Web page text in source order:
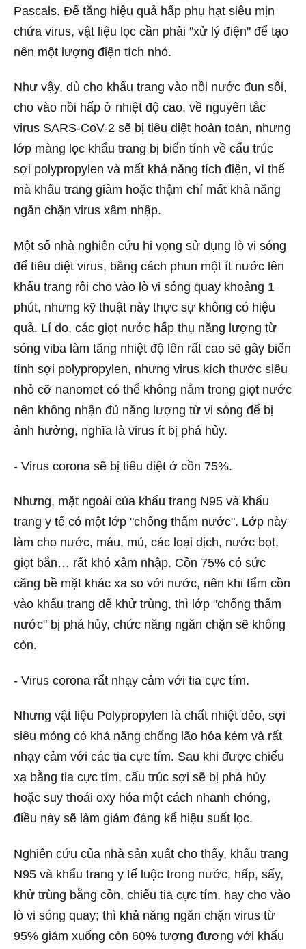
Pascals. Để tăng hiệu quả hấp phụ hạt siêu mịn
chứa virus, vật liệu lọc cần phải "xử lý điện" để tạo
nên một lượng điện tích nhỏ.
Như vậy, dù cho khẩu trang vào nồi nước đun sôi,
cho vào nồi hấp ở nhiệt độ cao, về nguyên tắc
virus SARS-CoV-2 sẽ bị tiêu diệt hoàn toàn, nhưng
lớp màng lọc khẩu trang bị biến tính về cấu trúc
sợi polypropylen và mất khả năng tích điện, vì thế
mà khẩu trang giảm hoặc thậm chí mất khả năng
ngăn chặn virus xâm nhập.
Một số nhà nghiên cứu hi vọng sử dụng lò vi sóng
để tiêu diệt virus, bằng cách phun một ít nước lên
khẩu trang rồi cho vào lò vi sóng quay khoảng 1
phút, nhưng kỹ thuật này thực sự không có hiệu
quả. Lí do, các giọt nước hấp thụ năng lượng từ
sóng viba làm tăng nhiệt độ lên rất cao sẽ gây biến
tính sợi polypropylen, nhưng virus kích thước siêu
nhỏ cỡ nanomet có thể không nằm trong giọt nước
nên không nhận đủ năng lượng từ vi sóng để bị
ảnh hưởng, nghĩa là virus ít bị phá hủy.
- Virus corona sẽ bị tiêu diệt ở cồn 75%.
Nhưng, mặt ngoài của khẩu trang N95 và khẩu
trang y tế có một lớp "chống thấm nước". Lớp này
làm cho nước, máu, mủ, các loại dịch, nước bọt,
giọt bắn… rất khó xâm nhập. Cồn 75% có sức
căng bề mặt khác xa so với nước, nên khi tẩm cồn
vào khẩu trang để khử trùng, thì lớp "chống thấm
nước" bị phá hủy, chức năng ngăn chặn sẽ không
còn.
- Virus corona rất nhạy cảm với tia cực tím.
Nhưng vật liệu Polypropylen là chất nhiệt dẻo, sợi
siêu mỏng có khả năng chống lão hóa kém và rất
nhạy cảm với các tia cực tím. Sau khi được chiếu
xạ bằng tia cực tím, cấu trúc sợi sẽ bị phá hủy
hoặc suy thoái oxy hóa một cách nhanh chóng,
điều này sẽ làm giảm đáng kể hiệu suất lọc.
Nghiên cứu của nhà sản xuất cho thấy, khẩu trang
N95 và khẩu trang y tế luộc trong nước, hấp, sấy,
khử trùng bằng cồn, chiếu tia cực tím, hay cho vào
lò vi sóng quay; thì khả năng ngăn chặn virus từ
95% giảm xuống còn 60% tương đương với khẩu